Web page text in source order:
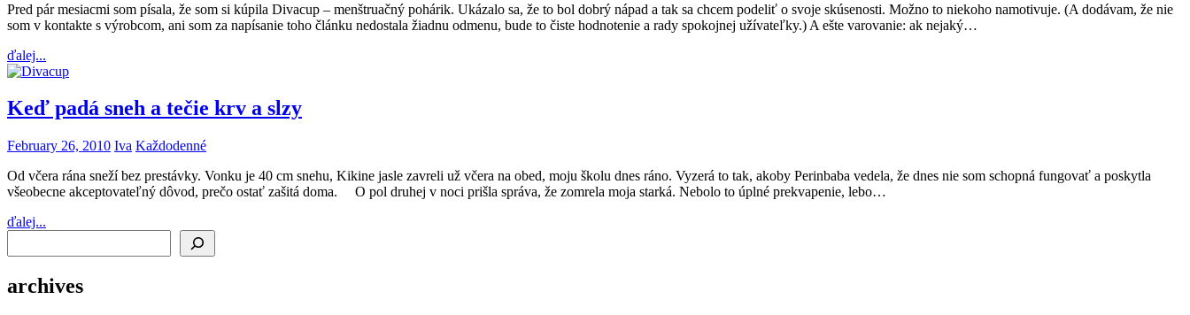
Pred pár mesiacmi som písala, že som si kúpila Divacup – menštruačný pohárik. Ukázalo sa, že to bol dobrý nápad a tak sa chcem podeliť o svoje skúsenosti. Možno to niekoho namotivuje. (A dodávam, že nie
som v kontakte s výrobcom, ani som za napísanie toho článku nedostala žiadnu odmenu, bude to čiste hodnotenie a rady spokojnej užívateľky.) A ešte varovanie: ak nejaký…
ďalej...
Keď padá sneh a tečie krv a slzy
February 26, 2010 Iva Každodenné
Od včera rána sneží bez prestávky. Vonku je 40 cm snehu, Kikine jasle zavreli už včera na obed, moju školu dnes ráno. Vyzerá to tak, akoby Perinbaba vedela, že dnes nie som schopná fungovať a poskytla
všeobecne akceptovateľný dôvod, prečo ostať zašitá doma. O pol druhej v noci prišla správa, že zomrela moja starká. Nebolo to úplné prekvapenie, lebo…
ďalej...
archives